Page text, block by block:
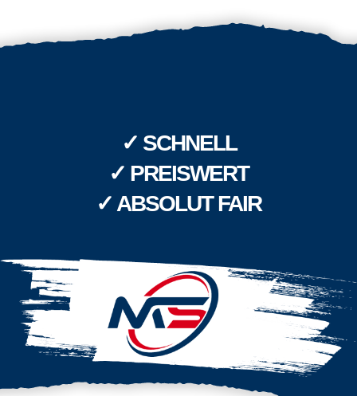
✓ SCHNELL
✓ PREISWERT
✓ ABSOLUT FAIR